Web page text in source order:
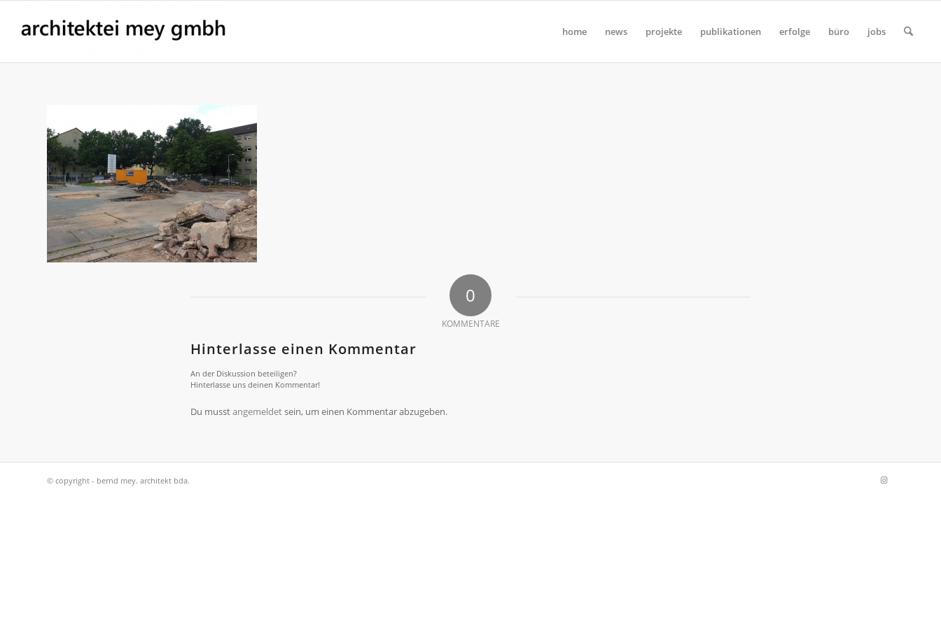
home news projekte publikationen erfolge büro jobs
0
KOMMENTARE
Hinterlasse einen Kommentar
An der Diskussion beteiligen?
Hinterlasse uns deinen Kommentar!
Du musstangemeldetsein, um einen Kommentar abzugeben.
© copyright - bernd mey. architekt bda.